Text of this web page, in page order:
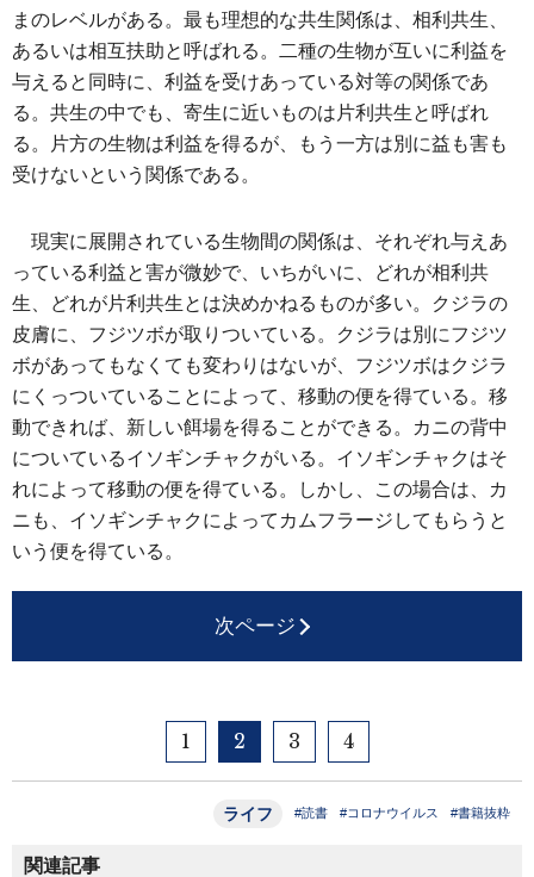
まのレベルがある。最も理想的な共生関係は、相利共生、
あるいは相互扶助と呼ばれる。二種の生物が互いに利益を
与えると同時に、利益を受けあっている対等の関係であ
る。共生の中でも、寄生に近いものは片利共生と呼ばれ
る。片方の生物は利益を得るが、もう一方は別に益も害も
受けないという関係である。
現実に展開されている生物間の関係は、それぞれ与えあ
っている利益と害が微妙で、いちがいに、どれが相利共
生、どれが片利共生とは決めかねるものが多い。クジラの
皮膚に、フジツボが取りついている。クジラは別にフジツ
ボがあってもなくても変わりはないが、フジツボはクジラ
にくっついていることによって、移動の便を得ている。移
動できれば、新しい餌場を得ることができる。カニの背中
についているイソギンチャクがいる。イソギンチャクはそ
れによって移動の便を得ている。しかし、この場合は、カ
ニも、イソギンチャクによってカムフラージしてもらうと
いう便を得ている。
次ページ
1 2 3 4
ライフ #読書 #コロナウイルス #書籍抜粋
関連記事